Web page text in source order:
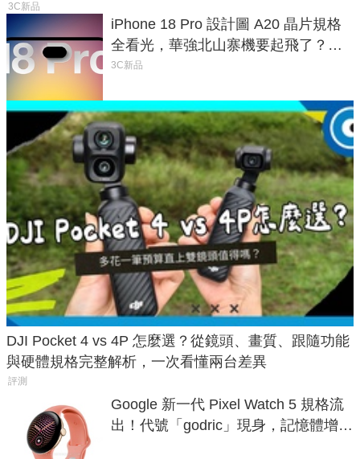
3C新品
iPhone 18 Pro 設計圖 A20 晶片規格
全看光，華強北山寨機要起飛了？專
家曝山寨機無法復刻兩大關鍵
3C新品
DJI Pocket 4 vs 4P 怎麼選？從鏡頭、畫質、跟隨功能
與硬體規格完整解析，一次看懂兩台差異
評測
Google 新一代 Pixel Watch 5 規格流
出！代號「godric」現身，記憶體增強